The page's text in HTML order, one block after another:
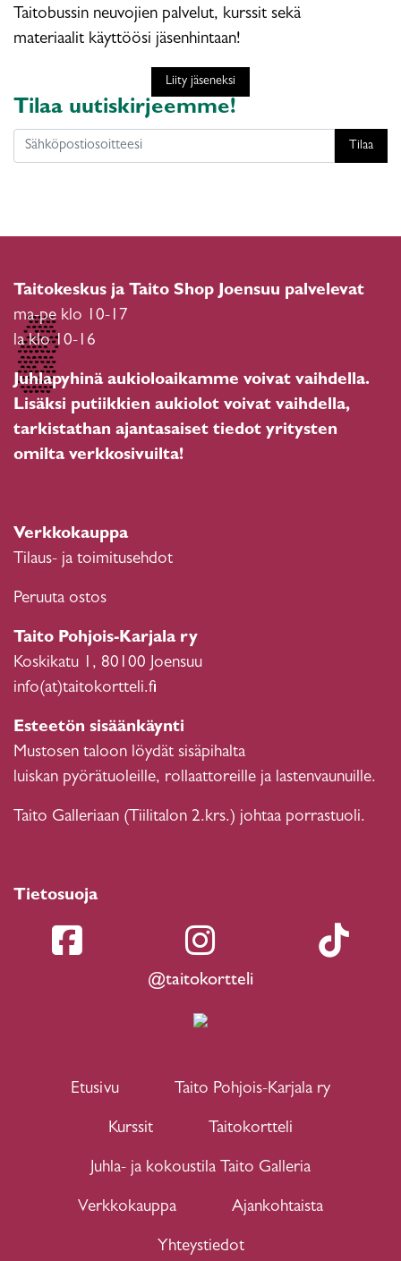
Taitobussin neuvojien palvelut, kurssit sekä
materiaalit käyttöösi jäsenhintaan!
Liity jäseneksi
Tilaa uutiskirjeemme!
Tilaa
Taitokeskus ja Taito Shop Joensuu palvelevat
ma-pe klo 10-17
la klo 10-16
Juhlapyhinä aukioloaikamme voivat vaihdella.
Lisäksi putiikkien aukiolot voivat vaihdella,
tarkistathan ajantasaiset tiedot yritysten
omilta verkkosivuilta!
Verkkokauppa
Tilaus- ja toimitusehdot
Peruuta ostos
Taito Pohjois-Karjala ry
Koskikatu 1, 80100 Joensuu
info(at)taitokortteli.fi
Esteetön sisäänkäynti
Mustosen taloon löydät sisäpihalta
luiskan pyörätuoleille, rollaattoreille ja lastenvaunuille.
Taito Galleriaan (Tiilitalon 2.krs.) johtaa porrastuoli.
Tietosuoja
@taitokortteli
Etusivu Taito Pohjois-Karjala ry
Kurssit Taitokortteli
Juhla- ja kokoustila Taito Galleria
Verkkokauppa Ajankohtaista
Yhteystiedot